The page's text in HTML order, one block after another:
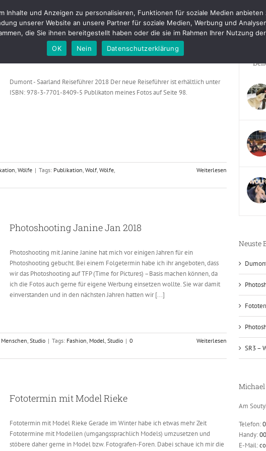
Fotostudio Buchungen & Preise Kontakt Blog About me
Dumont – Saarland Reiseführer 2018
Dumont - Saarland Reiseführer 2018 Der neue Reiseführer ist erhältlich unter
ISBN: 978-3-7701-8409-5 Publikaton meines Fotos auf Seite 98.
, Wölfe | Tags: Publikation, Wolf, Wölfe,
Weiterlesen
Photoshooting Janine Jan 2018
Photoshooting mit Janine Janine hat mich vor einigen Jahren für ein
Photoshooting gebucht. Bei einem Folgetermin habe ich ihr angeboten, dass
wir das Photoshooting auf TFP (Time for Pictures) –Basis machen können, da
ich die Fotos auch gerne für eigene Werbung einsetzen wollte. Sie war damit
einverstanden und in den nächsten Jahren hatten wir [...]
Menschen, Studio | Tags: Fashion, Model, Studio | 0
Weiterlesen
Fototermin mit Model Rieke
Fototermin mit Model Rieke Gerade im Winter habe ich etwas mehr Zeit
Fototermine mit Modellen (umgangssprachlich Models) umzusetzen und
stöbere daher gerne in Model bzw. Fotografen-Foren. Dabei schaue ich mir die
Neuste
SR3 –
Am
Telefon:
Handy:
E-Mail:
Inhalte und Anzeigen zu personalisieren, Funktionen für soziale Medien
unserer Website an unsere Partner für soziale Medien, Werbung und
die Sie ihnen bereitgestellt haben oder die sie im Rahmen Ihrer Nutzung
OK
Nein Datenschutzerklärung